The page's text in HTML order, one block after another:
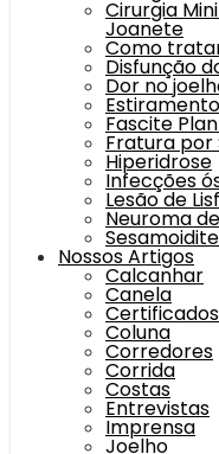
Cirurgia
Joanete
Como
Disfunção
Dor no
Fascite
Fratura por
Hiperidrose
Infecções
Lesão de
Neuroma
Sesamoidite
Nossos Artigos
Calcanhar
Canela
Coluna
Corredores
Corrida
Costas
Entrevistas
Imprensa
Joelho